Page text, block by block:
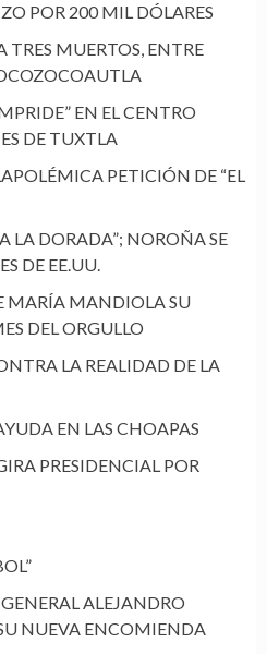
POR 200 MIL DÓLARES
MUERTOS, ENTRE
EN EL CENTRO
DE TUXTLA
PETICIÓN DE “EL
LA DORADA”; NOROÑA SE
DE EE.UU.
MARÍA MANDIOLA SU
DEL ORGULLO
LA REALIDAD DE LA
EN LAS CHOAPAS
PRESIDENCIAL POR
ALEJANDRO
NUEVA ENCOMIENDA